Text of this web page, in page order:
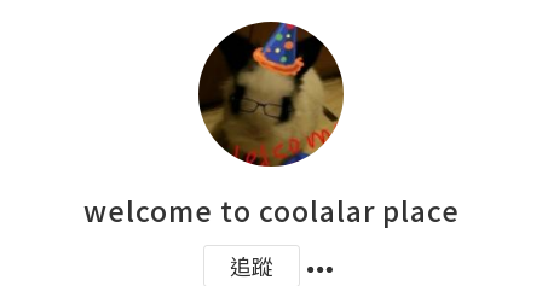
welcome to coolalar place
追蹤